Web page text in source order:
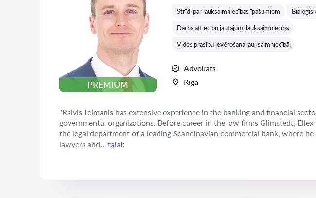
PREMIUM
Strīdi par lauksaimniecības īpašumiem
Darba attiecību jautājumi lauksaimniecībā
Vides prasību ievērošana lauksaimniecībā
Advokāts
Rīga
"Raivis Leimanis has extensive experience in the banking and financial
governmental organizations. Before career in the law firms Glimstedt,
the legal department of a leading Scandinavian commercial bank, where he
lawyers and... tālāk